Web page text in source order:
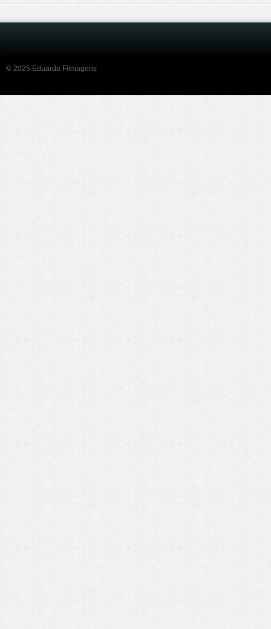
© 2025 Eduardo Filmagens